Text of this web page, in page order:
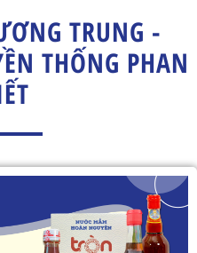
TRUNG -
THỐNG PHAN